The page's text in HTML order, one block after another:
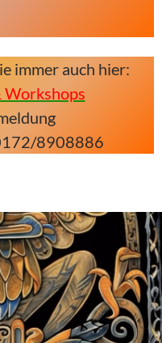
immer auch hier:
Workshops
8908886